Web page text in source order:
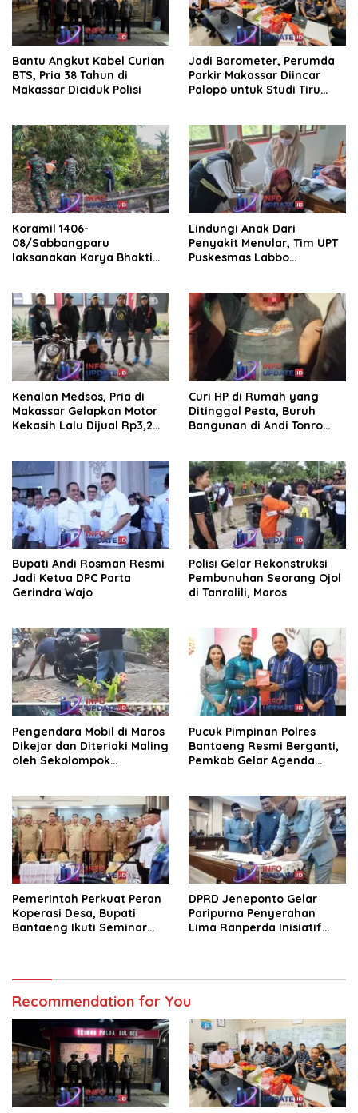
Bantu Angkut Kabel Curian
BTS, Pria 38 Tahun di
Makassar Diciduk Polisi
Jadi Barometer, Perumda
Parkir Makassar Diincar
Palopo untuk Studi Tiru
Koramil 1406-
08/Sabbangparu
laksanakan Karya Bhakti
Lindungi Anak Dari
Penyakit Menular, Tim UPT
Puskesmas Labbo
Kenalan Medsos, Pria di
Makassar Gelapkan Motor
Kekasih Lalu Dijual Rp3,2
Curi HP di Rumah yang
Ditinggal Pesta, Buruh
Bangunan di Andi Tonro
Bupati Andi Rosman Resmi
Jadi Ketua DPC Parta
Gerindra Wajo
Polisi Gelar Rekonstruksi
Pembunuhan Seorang Ojol
di Tanralili, Maros
Pengendara Mobil di Maros
Dikejar dan Diteriaki Maling
oleh Sekolompok
Pucuk Pimpinan Polres
Bantaeng Resmi Berganti,
Pemkab Gelar Agenda
Pemerintah Perkuat Peran
Koperasi Desa, Bupati
Bantaeng Ikuti Seminar
DPRD Jeneponto Gelar
Paripurna Penyerahan
Lima Ranperda Inisiatif
Recommendation for You